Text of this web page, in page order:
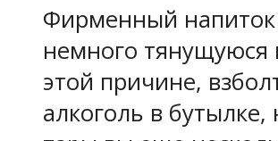
Фирменный
немного тянущуюся
этой причине,
алкоголь в бутылке,